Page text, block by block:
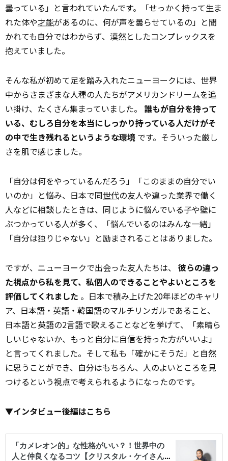
曇っている」と言われていたんです。「せっかく持って生ま
れた体や才能があるのに、何が声を曇らせているの」と聞
かれても自分ではわからず、漠然としたコンプレックスを
抱えていました。
そんな私が初めて足を踏み入れたニューヨークには、世界
中からさまざまな人種の人たちがアメリカンドリームを追
い掛け、たくさん集まっていました。 誰もが自分を持って
いる、むしろ自分を本当にしっかり持っている人だけがそ
の中で生き残れるというような環境 です。そういった厳し
さを肌で感じました。
「自分は何をやっているんだろう」「このままの自分でい
いのか」と悩み、日本で同世代の友人や違った業界で働く
人などに相談したときは、同じように悩んでいる子や壁に
ぶつかっている人が多く、「悩んでいるのはみんな一緒」
「自分は独りじゃない」と励まされることはありました。
ですが、ニューヨークで出会った友人たちは、 彼らの違っ
た視点から私を見て、私個人のできることやよいところを
評価してくれました 。日本で積み上げた20年ほどのキャリ
ア、日本語・英語・韓国語のマルチリンガルであること、
日本語と英語の2言語で歌えることなどを挙げて、「素晴ら
しいじゃないか、もっと自分に自信を持った方がいいよ」
と言ってくれました。そして私も「確かにそうだ」と自然
に思うことができ、自分はもちろん、人のよいところを見
つけるという視点で考えられるようになったのです。
▼インタビュー後編はこちら